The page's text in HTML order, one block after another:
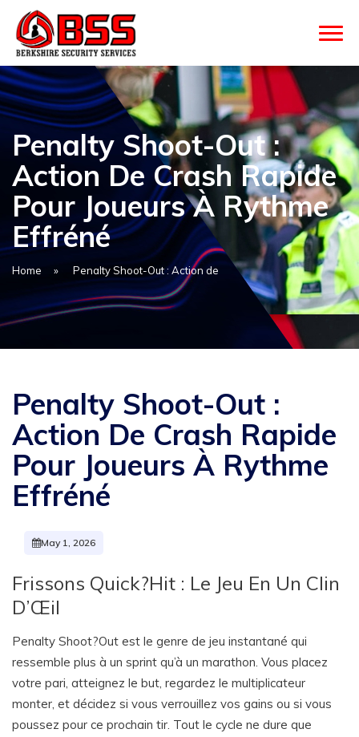
Penalty Shoot-Out :
Action De Crash Rapide
Pour Joueurs À Rythme
Effréné
Home » Penalty Shoot-Out : Action de
Penalty Shoot-Out :
Action De Crash Rapide
Pour Joueurs À Rythme
Effréné
May 1, 2026
Frissons Quick?Hit : Le Jeu En Un Clin
D’Œil
Penalty Shoot?Out est le genre de jeu instantané qui
ressemble plus à un sprint qu’à un marathon. Vous placez
votre pari, atteignez le but, regardez le multiplicateur
monter, et décidez si vous verrouillez vos gains ou si vous
poussez pour ce prochain tir. Tout le cycle ne dure que